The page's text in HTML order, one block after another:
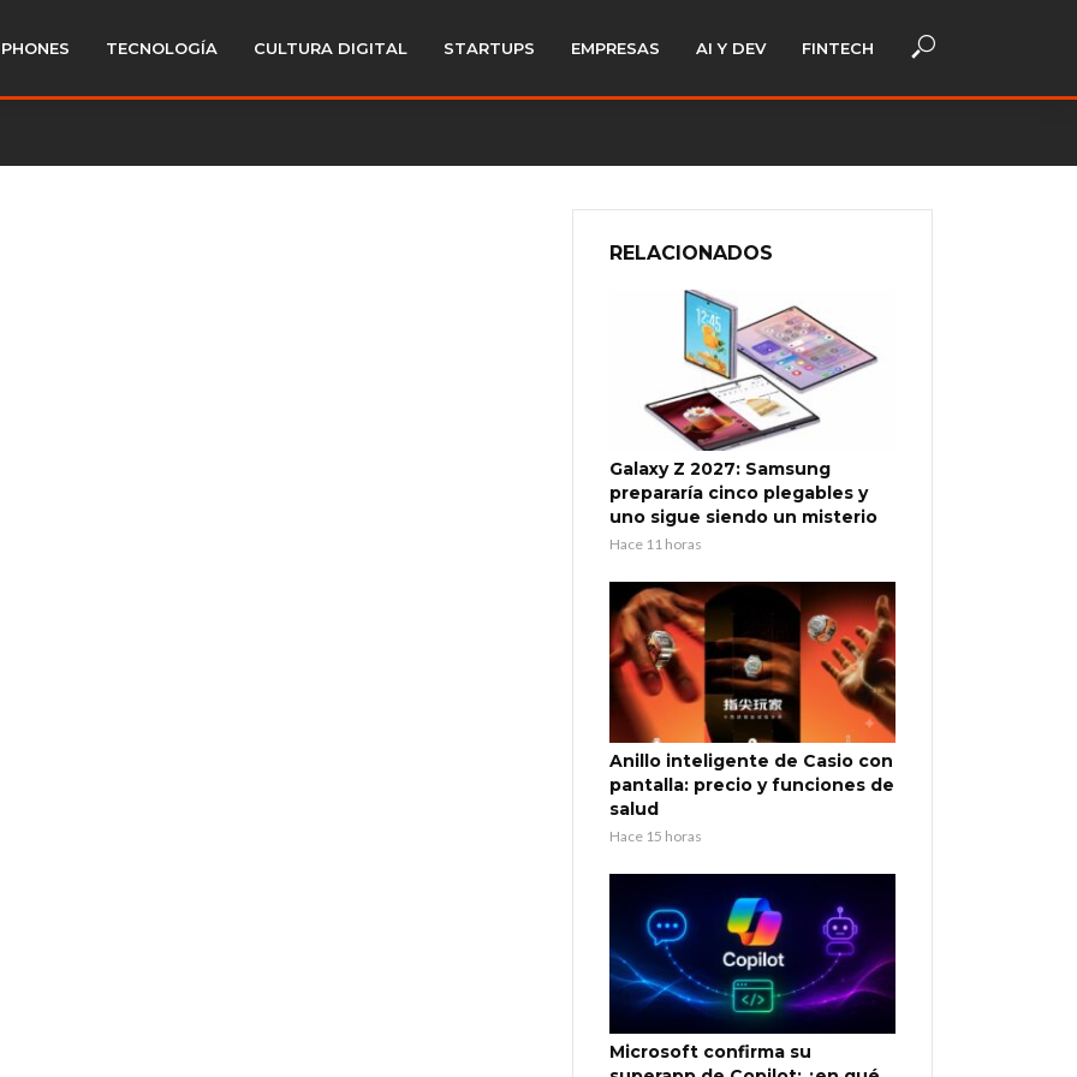
TECNOLOGÍA CULTURA DIGITAL STARTUPS EMPRESAS AI Y DEV FINTECH
RELACIONADOS
Galaxy Z 2027: Samsung
prepararía cinco plegables y
uno sigue siendo un misterio
Hace 11 horas
Anillo inteligente de Casio con
pantalla: precio y funciones de
salud
Hace 15 horas
Microsoft confirma su